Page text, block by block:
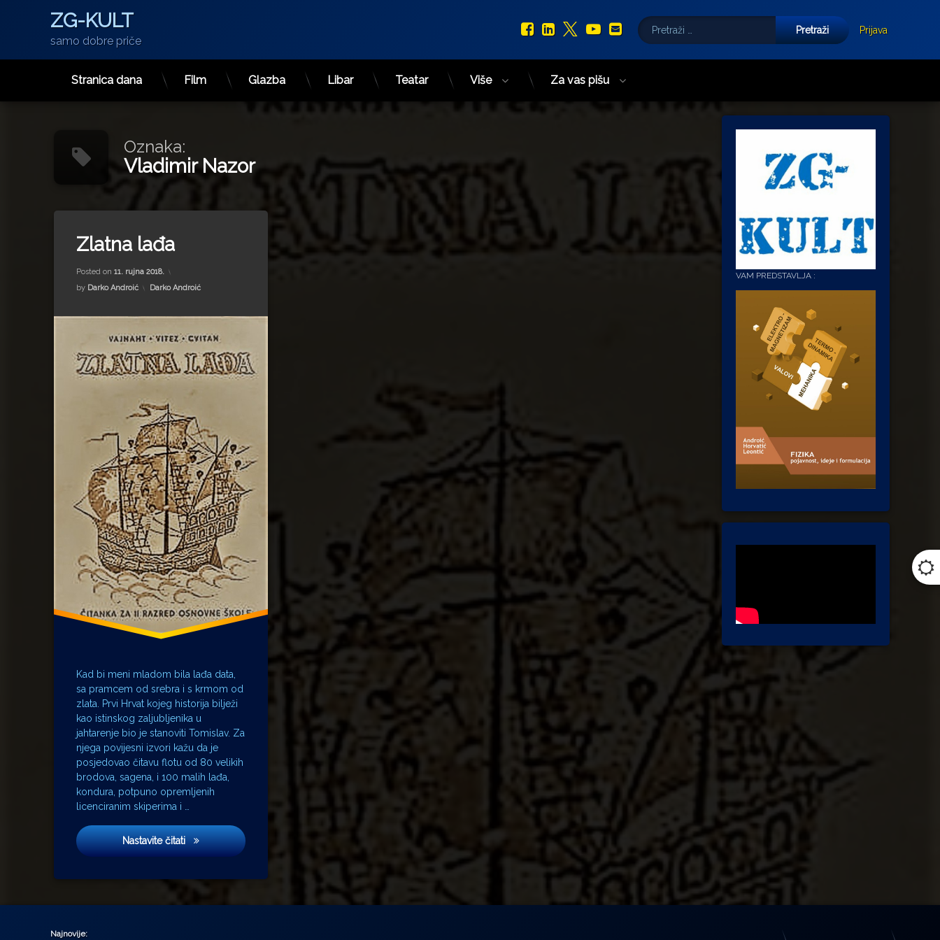
Preskoči
ZG-KULT
samo dobre priče
Facebook
LinkedIn
X.com
YouTube
E-mail
Pretraži:
Prijava
Stranica dana Film Glazba Libar Teatar Više Za vas pišu
Oznaka:
Vladimir Nazor
Zlatna lađa
Posted on 11. rujna 2018.
by Darko Androić Kategorije:
Darko Androić
Kad bi meni mladom bila lađa data,
sa pramcem od srebra i s krmom od
zlata. Prvi Hrvat kojeg historija bilježi
kao istinskog zaljubljenika u
jahtarenje bio je stanoviti Tomislav. Za
njega povijesni izvori kažu da je
posjedovao čitavu flotu od 80 velikih
brodova, sagena, i 100 malih lađa,
kondura, potpuno opremljenih
licenciranim skiperima i …
Nastavite čitatiZlatna lađa
Mile Budak
NDH
tableti
VAM PREDSTAVLJA :
Najnovije: